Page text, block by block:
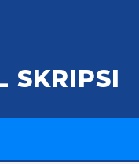
SKRIPSI